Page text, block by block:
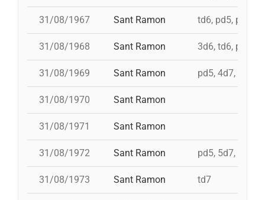
31/08/1967 Sant Ramon td6, pd5, pd5,
31/08/1968 Sant Ramon 3d6, td6, pd5,
31/08/1969 Sant Ramon pd5, 4d7, i td7,
31/08/1970 Sant Ramon
31/08/1971 Sant Ramon
31/08/1972 Sant Ramon pd5, 5d7, td7,
31/08/1973 Sant Ramon td7